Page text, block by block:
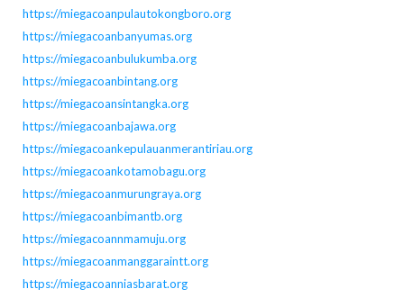
https://miegacoanpulautokongboro.org
https://miegacoanbanyumas.org
https://miegacoanbulukumba.org
https://miegacoanbintang.org
https://miegacoansintangka.org
https://miegacoanbajawa.org
https://miegacoankepulauanmerantiriau.org
https://miegacoankotamobagu.org
https://miegacoanmurungraya.org
https://miegacoanbimantb.org
https://miegacoannmamuju.org
https://miegacoanmanggaraintt.org
https://miegacoanniasbarat.org